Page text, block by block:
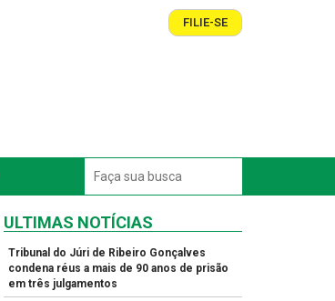
FILIE-SE
ULTIMAS NOTÍCIAS
Tribunal do Júri de Ribeiro Gonçalves
condena réus a mais de 90 anos de prisão
em três julgamentos